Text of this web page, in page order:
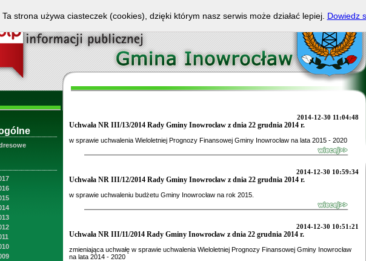
2014-12-30 11:04:48
Uchwała NR III/13/2014 Rady Gminy Inowrocław z dnia 22 grudnia 2014 r.
w sprawie uchwalenia Wieloletniej Prognozy Finansowej Gminy Inowrocław na lata 2015 - 2020
2014-12-30 10:59:34
Uchwała NR III/12/2014 Rady Gminy Inowrocław z dnia 22 grudnia 2014 r.
w sprawie uchwaleniu budżetu Gminy Inowrocław na rok 2015.
2014-12-30 10:51:21
Uchwała NR III/11/2014 Rady Gminy Inowrocław z dnia 22 grudnia 2014 r.
zmieniająca uchwałę w sprawie uchwalenia Wieloletniej Prognozy Finansowej Gminy Inowrocław
na lata 2014 - 2020
Ta strona używa ciasteczek (cookies), dzięki którym nasz serwis może działać lepiej. Dowiedz